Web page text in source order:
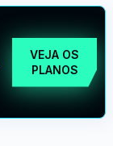
VEJA OS
PLANOS